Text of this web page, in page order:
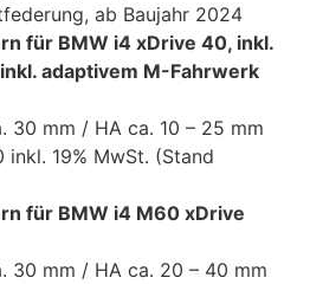
ab Baujahr 2024
für BMW i4 xDrive 40, inkl.
adaptivem M-Fahrwerk
30 mm / HA ca. 10 – 25 mm
inkl. 19% MwSt. (Stand
für BMW i4 M60 xDrive
30 mm / HA ca. 20 – 40 mm